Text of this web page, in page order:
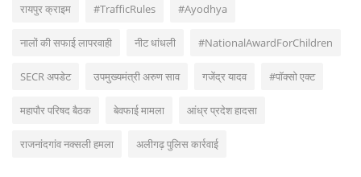
रायपुर क्राइम #TrafficRules #Ayodhya
नालों की सफाई लापरवाही नीट धांधली #NationalAwardForChildren
SECR अपडेट उपमुख्यमंत्री अरुण साव गजेंद्र यादव #पॉक्सो एक्ट
महापौर परिषद बैठक बेवफाई मामला आंध्र प्रदेश हादसा
राजनांदगांव नक्सली हमला अलीगढ़ पुलिस कार्रवाई